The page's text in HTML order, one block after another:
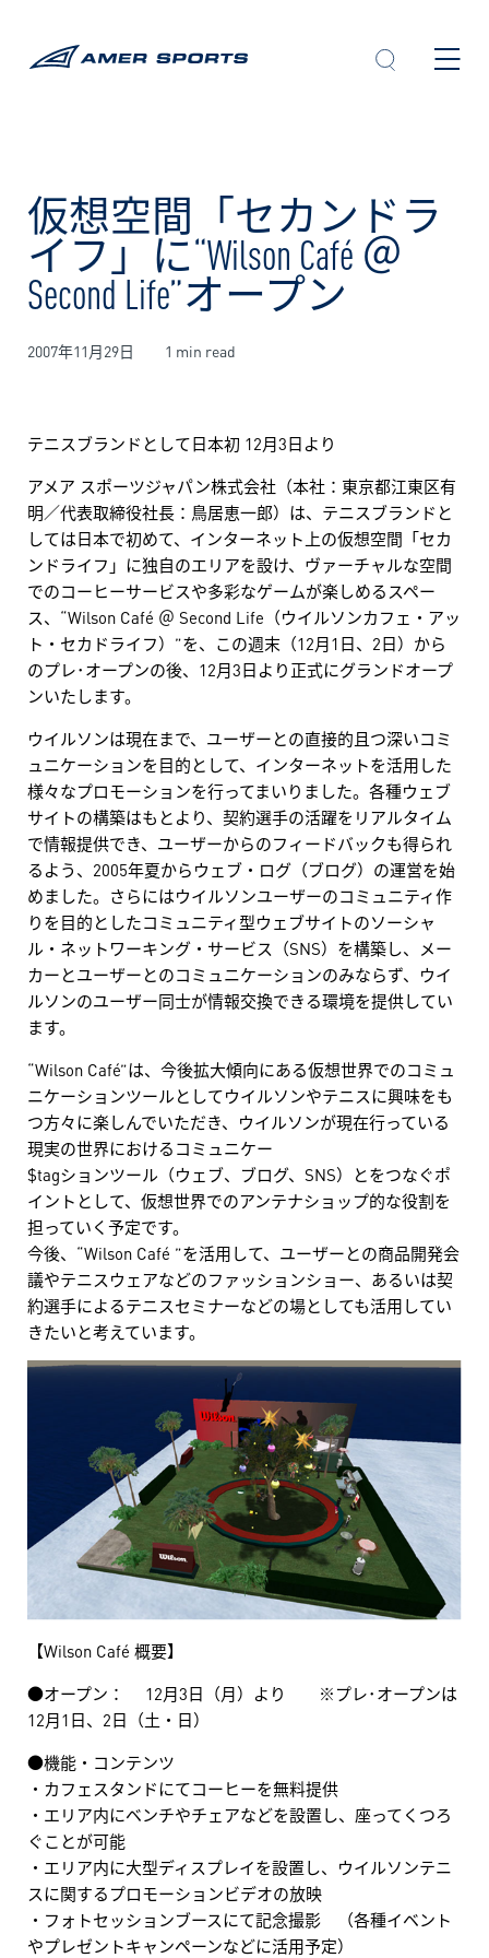
仮想空間「セカンドラ
イフ」に“Wilson Café ＠
Second Life”オープン
2007年11月29日 1 min read
テニスブランドとして日本初 12月3日より
アメア スポーツジャパン株式会社（本社：東京都江東区有
明／代表取締役社長：鳥居恵一郎）は、テニスブランドと
しては日本で初めて、インターネット上の仮想空間「セカ
ンドライフ」に独自のエリアを設け、ヴァーチャルな空間
でのコーヒーサービスや多彩なゲームが楽しめるスペー
ス、“Wilson Café ＠ Second Life（ウイルソンカフェ・アッ
ト・セカドライフ）”を、この週末（12月1日、2日）から
のプレ･オープンの後、12月3日より正式にグランドオープ
ンいたします。
ウイルソンは現在まで、ユーザーとの直接的且つ深いコミ
ュニケーションを目的として、インターネットを活用した
様々なプロモーションを行ってまいりました。各種ウェブ
サイトの構築はもとより、契約選手の活躍をリアルタイム
で情報提供でき、ユーザーからのフィードバックも得られ
るよう、2005年夏からウェブ・ログ（ブログ）の運営を始
めました。さらにはウイルソンユーザーのコミュニティ作
りを目的としたコミュニティ型ウェブサイトのソーシャ
ル・ネットワーキング・サービス（SNS）を構築し、メー
カーとユーザーとのコミュニケーションのみならず、ウイ
ルソンのユーザー同士が情報交換できる環境を提供してい
ます。
“Wilson Café”は、今後拡大傾向にある仮想世界でのコミュ
ニケーションツールとしてウイルソンやテニスに興味をも
つ方々に楽しんでいただき、ウイルソンが現在行っている
現実の世界におけるコミュニケー
$tagションツール（ウェブ、ブログ、SNS）とをつなぐポ
イントとして、仮想世界でのアンテナショップ的な役割を
担っていく予定です。
今後、“Wilson Café ”を活用して、ユーザーとの商品開発会
議やテニスウェアなどのファッションショー、あるいは契
約選手によるテニスセミナーなどの場としても活用してい
きたいと考えています。
【Wilson Café 概要】
●オープン： 12月3日（月）より ※プレ･オープンは
12月1日、2日（土・日）
●機能・コンテンツ
・カフェスタンドにてコーヒーを無料提供
・エリア内にベンチやチェアなどを設置し、座ってくつろ
ぐことが可能
・エリア内に大型ディスプレイを設置し、ウイルソンテニ
スに関するプロモーションビデオの放映
・フォトセッションブースにて記念撮影 （各種イベント
やプレゼントキャンペーンなどに活用予定）